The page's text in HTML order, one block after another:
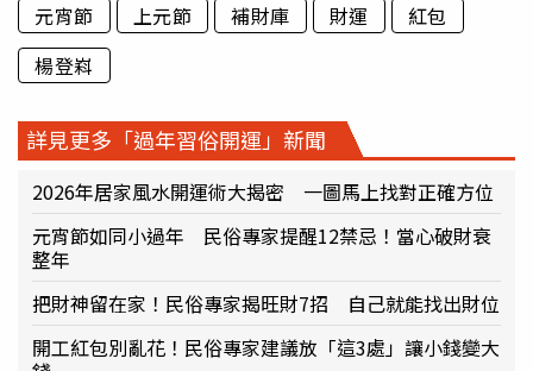
元宵節 上元節 補財庫 財運
紅包
楊登嵙
詳見更多「過年習俗開運」新聞
2026年居家風水開運術大揭密 一圖馬上找對正確方位
元宵節如同小過年 民俗專家提醒12禁忌！當心破財衰
整年
把財神留在家！民俗專家揭旺財7招 自己就能找出財位
開工紅包別亂花！民俗專家建議放「這3處」讓小錢變大